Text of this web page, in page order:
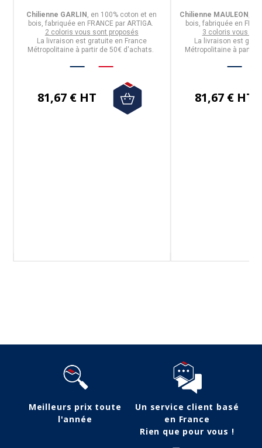
Chilienne GARLIN , en 100% coton et en
bois,fabriquée en FRANCE parARTIGA.
2 coloris vous sont proposés
La livraison est gratuite en France
Métropolitaine à partir de 50€ d'achats.
81,67 € HT
Chilienne MAULEON
bois,fabriquée en
3 coloris vous
La livraison est
Métropolitaine à partir
81,67 € HT
Meilleurs prix toute
l'année
Un service client basé
en France
Rien que pour vous !